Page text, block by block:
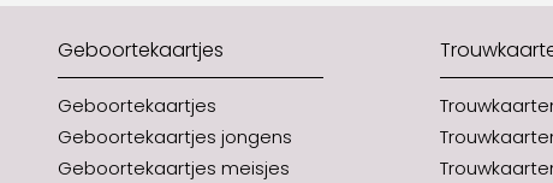
Geboortekaartjes
Geboortekaartjes
Geboortekaartjes jongens
Geboortekaartjes meisjes